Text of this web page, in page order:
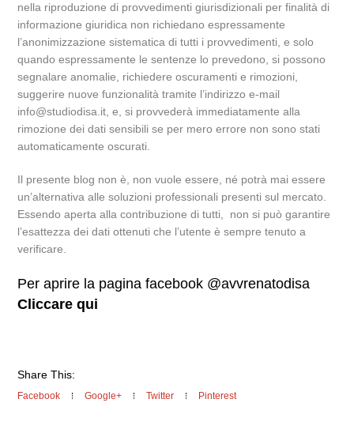
nella riproduzione di provvedimenti giurisdizionali per finalità di
informazione giuridica non richiedano espressamente
l’anonimizzazione sistematica di tutti i provvedimenti, e solo
quando espressamente le sentenze lo prevedono, si possono
segnalare anomalie, richiedere oscuramenti e rimozioni,
suggerire nuove funzionalità tramite l’indirizzo e-mail
info@studiodisa.it, e, si provvederà immediatamente alla
rimozione dei dati sensibili se per mero errore non sono stati
automaticamente oscurati.
Il presente blog non è, non vuole essere, né potrà mai essere
un’alternativa alle soluzioni professionali presenti sul mercato.
Essendo aperta alla contribuzione di tutti, non si può garantire
l’esattezza dei dati ottenuti che l’utente è sempre tenuto a
verificare.
Per aprire la pagina facebook @avvrenatodisa
Cliccare qui
Share This:
Facebook Google+ Twitter Pinterest